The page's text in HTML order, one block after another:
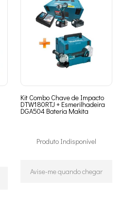
Kit Combo Chave de Impacto
DTW180RTJ + Esmerilhadeira
DGA504 Bateria Makita
Produto Indisponível
Avise-me quando chegar